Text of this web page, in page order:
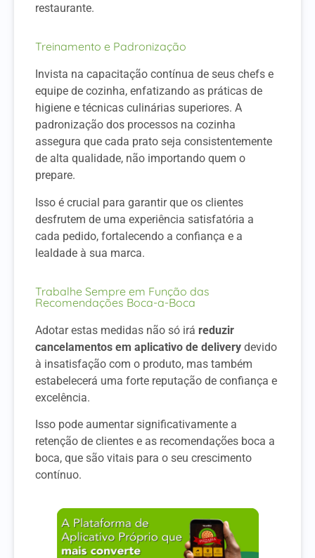
restaurante.
Treinamento e Padronização
Invista na capacitação contínua de seus chefs e
equipe de cozinha, enfatizando as práticas de
higiene e técnicas culinárias superiores. A
padronização dos processos na cozinha
assegura que cada prato seja consistentemente
de alta qualidade, não importando quem o
prepare.
Isso é crucial para garantir que os clientes
desfrutem de uma experiência satisfatória a
cada pedido, fortalecendo a confiança e a
lealdade à sua marca.
Trabalhe Sempre em Função das
Recomendações Boca-a-Boca
Adotar estas medidas não só irá reduzir
cancelamentos em aplicativo de delivery devido
à insatisfação com o produto, mas também
estabelecerá uma forte reputação de confiança e
excelência.
Isso pode aumentar significativamente a
retenção de clientes e as recomendações boca a
boca, que são vitais para o seu crescimento
contínuo.